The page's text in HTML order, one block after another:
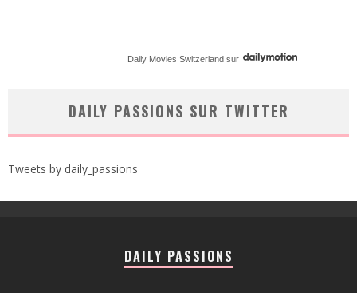
Daily Movies Switzerland sur
DAILY PASSIONS SUR TWITTER
Tweets by daily_passions
DAILY PASSIONS